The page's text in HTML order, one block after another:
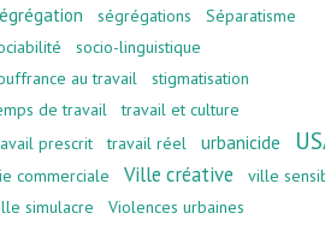
ségrégations
Séparatisme
socio-linguistique
au travail
stigmatisation
de travail
travail et culture
prescrit
travail réel urbanicide
commerciale Ville créative
ville
simulacre
Violences urbaines